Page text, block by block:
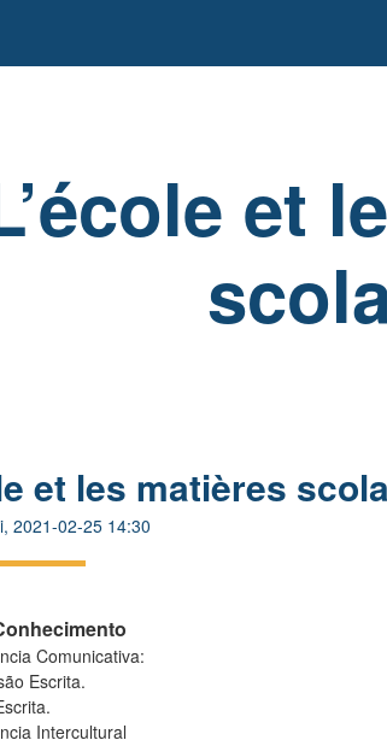
et
et les matières
2021-02-25 14:30
Comunicativa:
Escrita.
Intercultural